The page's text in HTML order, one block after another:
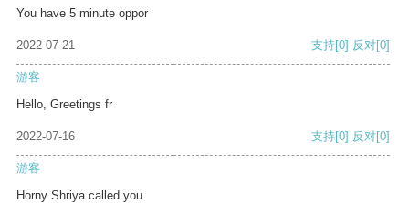
You have 5 minute oppor
2022-07-21 支持[0] 反对[0]
游客
Hello, Greetings fr
2022-07-16 支持[0] 反对[0]
游客
Horny Shriya called you